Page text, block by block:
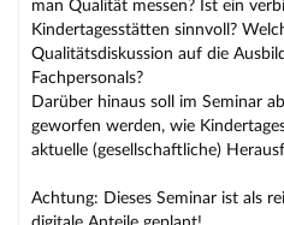
man Qualität messen? Ist ein
Kindertagesstätten sinnvoll?
Qualitätsdiskussion auf die
Fachpersonals?
Darüber hinaus soll im Seminar
geworfen werden, wie
aktuelle (gesellschaftliche)
Achtung: Dieses Seminar ist als